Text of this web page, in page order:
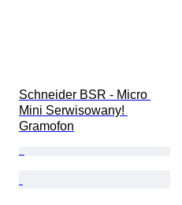
Schneider BSR - Micro
Mini Serwisowany!
Gramofon